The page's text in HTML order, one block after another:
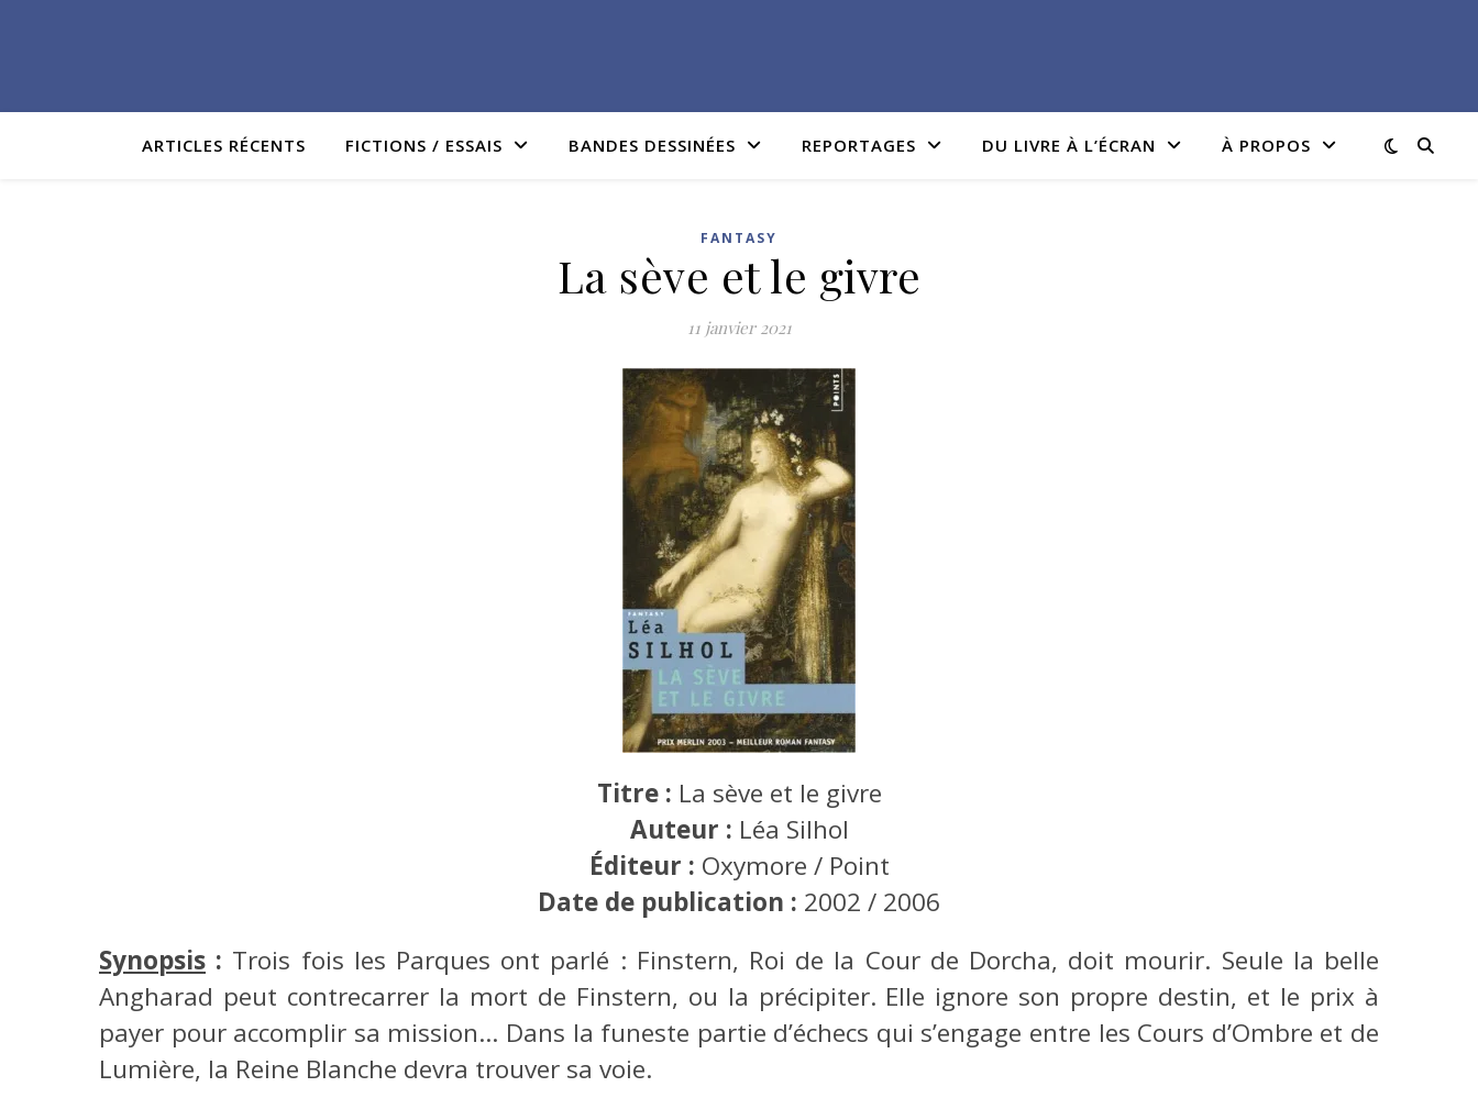
ARTICLES RÉCENTS FICTIONS / ESSAIS BANDES DESSINÉES REPORTAGES DU LIVRE À L’ÉCRAN À PROPOS
FANTASY
La sève et le givre
11 janvier 2021
Titre : La sève et le givre
Auteur : Léa Silhol
Éditeur : Oxymore / Point
Date de publication : 2002 / 2006
Synopsis : Trois fois les Parques ont parlé : Finstern, Roi de la Cour de Dorcha, doit mourir. Seule la belle
Angharad peut contrecarrer la mort de Finstern, ou la précipiter. Elle ignore son propre destin, et le prix à
payer pour accomplir sa mission… Dans la funeste partie d’échecs qui s’engage entre les Cours d’Ombre et de
Lumière, la Reine Blanche devra trouver sa voie.